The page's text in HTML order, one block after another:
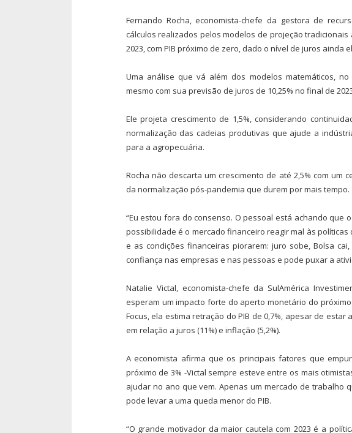
Fernando Rocha, economista-chefe da gestora de
cálculos realizados pelos modelos de projeção
2023, com PIB próximo de zero, dado o nível de juros ainda
Uma análise que vá além dos modelos matemáticos,
mesmo com sua previsão de juros de 10,25% no final de
Ele projeta crescimento de 1,5%, considerando
normalização das cadeias produtivas que ajude a
para a agropecuária.
Rocha não descarta um crescimento de até 2,5% com um
da normalização pós-pandemia que durem por mais tempo.
“Eu estou fora do consenso. O pessoal está achando que
possibilidade é o mercado financeiro reagir mal às
e as condições financeiras piorarem: juro sobe, Bolsa
confiança nas empresas e nas pessoas e pode puxar a
Natalie Victal, economista-chefe da SulAmérica
esperam um impacto forte do aperto monetário do
Focus, ela estima retração do PIB de 0,7%, apesar de estar
em relação a juros (11%) e inflação (5,2%).
A economista afirma que os principais fatores que
próximo de 3% -Victal sempre esteve entre os mais
ajudar no ano que vem. Apenas um mercado de trabalho
pode levar a uma queda menor do PIB.
“O grande motivador da maior cautela com 2023 é a